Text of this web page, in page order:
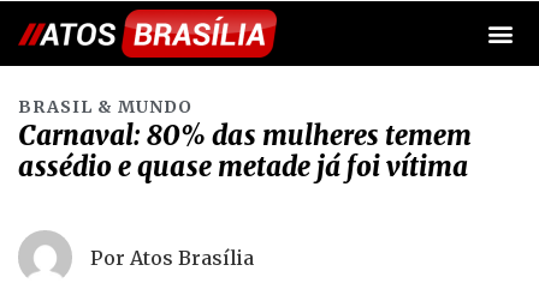
BRASIL & MUNDO
Carnaval: 80% das mulheres temem
assédio e quase metade já foi vítima
Por Atos Brasília